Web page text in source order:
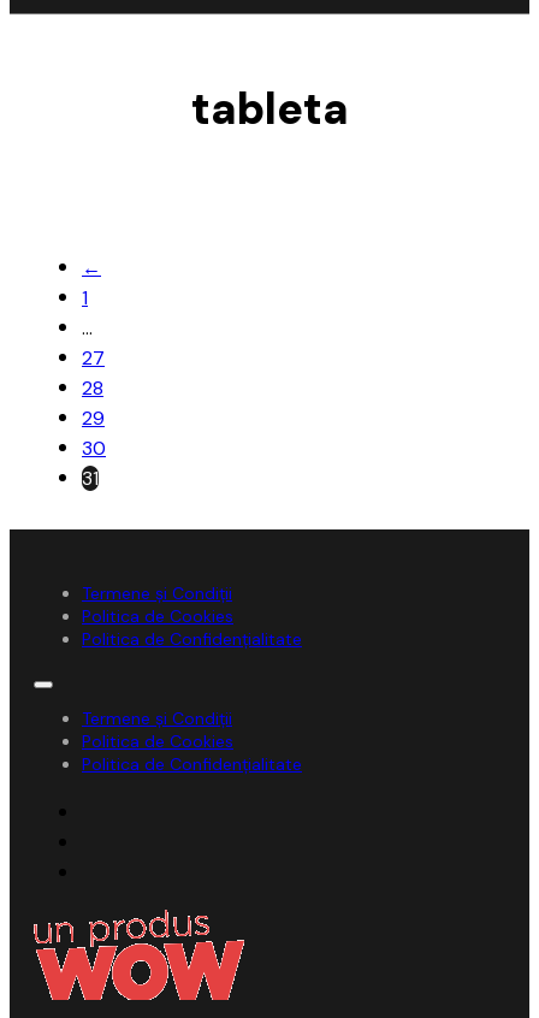
tableta
←
1
…
27
28
29
30
31
Termene și Condiții
Politica de Cookies
Politica de Confidențialitate
Termene și Condiții
Politica de Cookies
Politica de Confidențialitate